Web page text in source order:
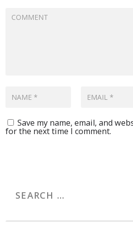
Save my name, email, and
for the next time I comment.